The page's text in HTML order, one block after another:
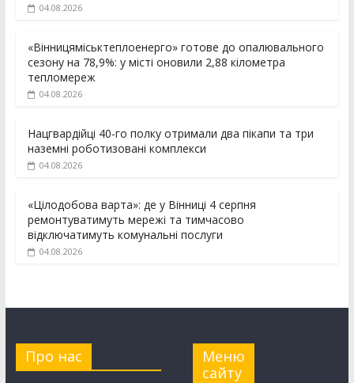
04.08.2026
«Вінницяміськтеплоенерго» готове до опалювального
сезону на 78,9%: у місті оновили 2,88 кілометра
тепломереж
04.08.2026
Нацгвардійці 40-го полку отримали два пікапи та три
наземні роботизовані комплекси
04.08.2026
«Цілодобова варта»: де у Вінниці 4 серпня
ремонтуватимуть мережі та тимчасово
відключатимуть комунальні послуги
04.08.2026
Про нас
Меню
сайту